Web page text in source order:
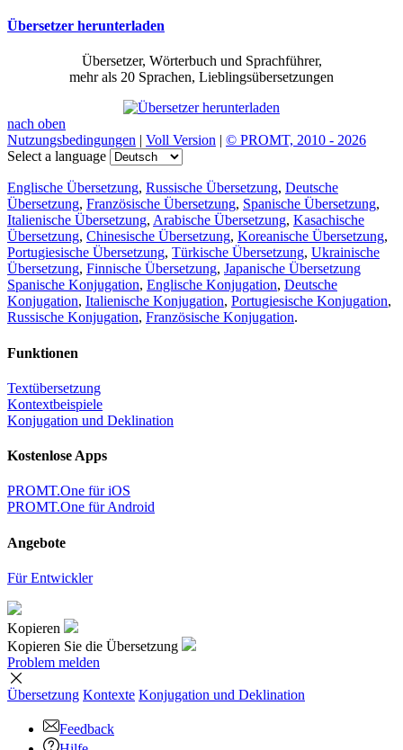
Übersetzer herunterladen
Übersetzer, Wörterbuch und Sprachführer,
mehr als 20 Sprachen, Lieblingsübersetzungen
nach oben
Nutzungsbedingungen | Voll Version | © PROMT, 2010 - 2026
Select a language
Englische Übersetzung, Russische Übersetzung, Deutsche
Übersetzung, Französische Übersetzung, Spanische Übersetzung,
Italienische Übersetzung, Arabische Übersetzung, Kasachische
Übersetzung, Chinesische Übersetzung, Koreanische Übersetzung,
Portugiesische Übersetzung, Türkische Übersetzung, Ukrainische
Übersetzung, Finnische Übersetzung, Japanische Übersetzung
Spanische Konjugation, Englische Konjugation, Deutsche
Konjugation, Italienische Konjugation, Portugiesische Konjugation,
Russische Konjugation, Französische Konjugation.
Funktionen
Textübersetzung
Kontextbeispiele
Konjugation und Deklination
Kostenlose Apps
PROMT.One für iOS
PROMT.One für Android
Angebote
Für Entwickler
Kopieren
Kopieren Sie die Übersetzung
Problem melden
Übersetzung Kontexte Konjugation und Deklination
Feedback